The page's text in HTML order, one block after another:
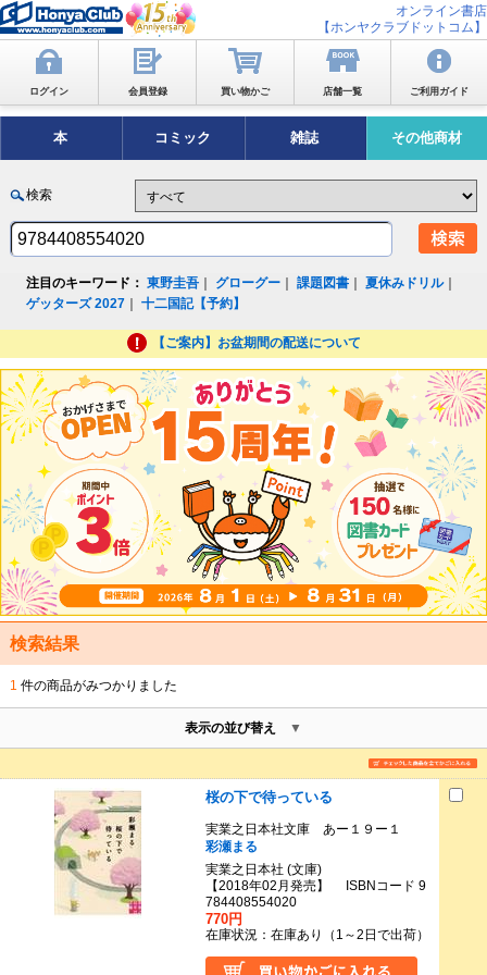
オンライン書店
【ホンヤクラブドットコム】
ログイン 会員登録 買い物かご 店舗一覧 ご利用ガイド
本 コミック 雑誌 その他商材
検索
注目のキーワード： 東野圭吾 グローグー ｜課題図書 ｜夏休みドリル｜
ゲッターズ 2027 ｜十二国記【予約】
【ご案内】お盆期間の配送について
検索結果
1 件の商品がみつかりました
表示の並び替え
桜の下で待っている
実業之日本社文庫 あー１９ー１
彩瀬まる
実業之日本社 (文庫)
【2018年02月発売】 ISBNコード 9
784408554020
770円
在庫状況：在庫あり（1～2日で出荷）